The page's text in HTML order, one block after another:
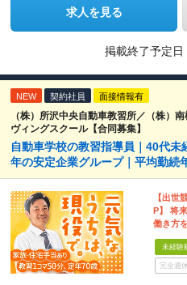
求人を見る
掲載終了予定日
NEW 契約社員 面接情報有
（株）所沢中央自動車教習所／（株）
ヴィングスクール【合同募集】
自動車学校の教習指導員｜40代
年の安定企業グループ｜平均勤続
【出世
P】 将
働き方
未経験
完全週